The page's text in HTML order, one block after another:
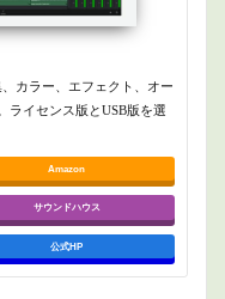
カラー、エフェクト、オー
ライセンス版とUSB版を選
Amazon
サウンドハウス
公式HP